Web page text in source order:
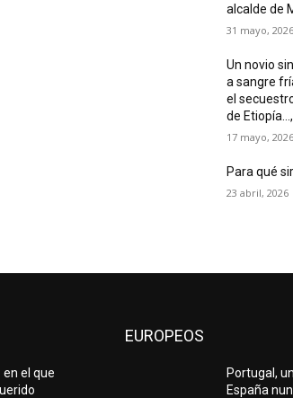
alcalde de
31 mayo, 2026
Un novio
a sangre
el
de Etiopía…,
17 mayo, 2026
Para qué
23 abril, 2026
en el que
EUROPEOS
Portugal,
España